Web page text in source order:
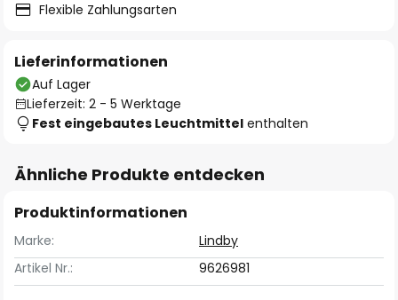
Flexible Zahlungsarten
Lieferinformationen
Auf Lager
Lieferzeit: 2 - 5 Werktage
Fest eingebautes Leuchtmittel enthalten
Ähnliche Produkte entdecken
Produktinformationen
Marke:
Lindby
Artikel Nr.:
9626981